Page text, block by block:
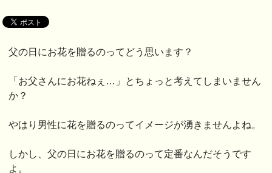
父の日にお花を贈るのってどう思います？
「お父さんにお花ねぇ…」とちょっと考えてしまいません
か？
やはり男性に花を贈るのってイメージが湧きませんよね。
しかし、父の日にお花を贈るのって定番なんだそうです
よ。